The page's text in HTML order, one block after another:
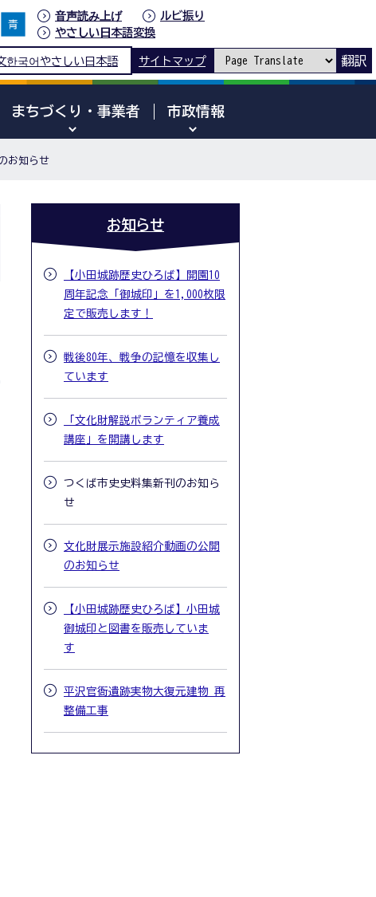
音声読み上げ
ルビ振り
やさしい日本語変換
한국어 やさしい日本語 サイトマップ 翻訳
まちづくり・事業者 市政情報
お知らせ
お知らせ
【小田城跡歴史ひろば】開園10
周年記念「御城印」を1,000枚限
定で販売します！
戦後80年、戦争の記憶を収集し
ています
「文化財解説ボランティア養成
講座」を開講します
つくば市史史料集新刊のお知ら
せ
文化財展示施設紹介動画の公開
のお知らせ
【小田城跡歴史ひろば】小田城
御城印と図書を販売していま
す
平沢官衙遺跡実物大復元建物 再
整備工事